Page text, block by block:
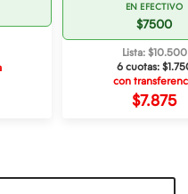
EN EFECTIVO
$7500
Lista: $10.500
6 cuotas:
con
$7.875